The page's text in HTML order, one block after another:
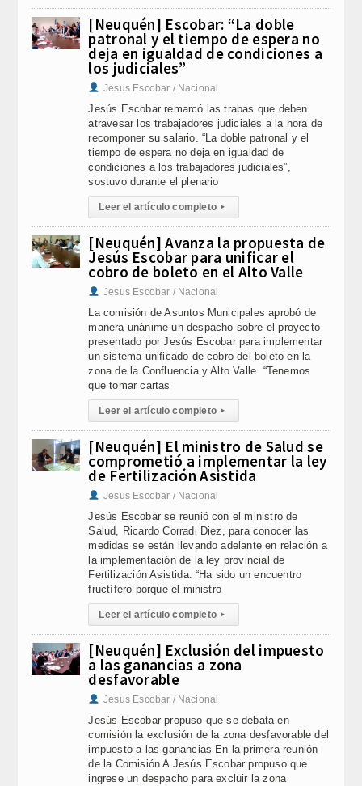
[Neuquén] Escobar: “La doble
patronal y el tiempo de espera no
deja en igualdad de condiciones a
los judiciales”
Jesus Escobar / Nacional
Jesús Escobar remarcó las trabas que deben
atravesar los trabajadores judiciales a la hora de
recomponer su salario. “La doble patronal y el
tiempo de espera no deja en igualdad de
condiciones a los trabajadores judiciales”,
sostuvo durante el plenario
Leer el artículo completo ▸
[Neuquén] Avanza la propuesta de
Jesús Escobar para unificar el
cobro de boleto en el Alto Valle
Jesus Escobar / Nacional
La comisión de Asuntos Municipales aprobó de
manera unánime un despacho sobre el proyecto
presentado por Jesús Escobar para implementar
un sistema unificado de cobro del boleto en la
zona de la Confluencia y Alto Valle. “Tenemos
que tomar cartas
Leer el artículo completo ▸
[Neuquén] El ministro de Salud se
comprometió a implementar la ley
de Fertilización Asistida
Jesus Escobar / Nacional
Jesús Escobar se reunió con el ministro de
Salud, Ricardo Corradi Diez, para conocer las
medidas se están llevando adelante en relación a
la implementación de la ley provincial de
Fertilización Asistida. “Ha sido un encuentro
fructífero porque el ministro
Leer el artículo completo ▸
[Neuquén] Exclusión del impuesto
a las ganancias a zona
desfavorable
Jesus Escobar / Nacional
Jesús Escobar propuso que se debata en
comisión la exclusión de la zona desfavorable del
impuesto a las ganancias En la primera reunión
de la Comisión A Jesús Escobar propuso que
ingrese un despacho para excluir la zona